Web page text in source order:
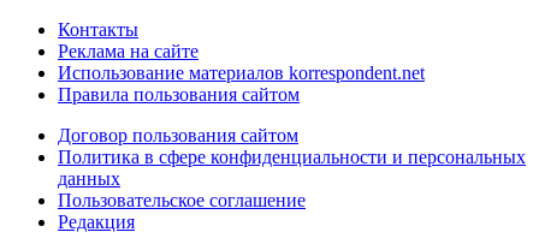
Контакты
Реклама на сайте
Использование материалов korrespondent.net
Правила пользования сайтом
Договор пользования сайтом
Политика в сфере конфиденциальности и персональных
данных
Пользовательское соглашение
Редакция